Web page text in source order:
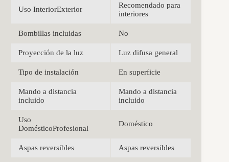
Uso InteriorExterior
Recomendado para
interiores
Bombillas incluidas No
Proyección de la luz Luz difusa general
Tipo de instalación En superficie
Mando a distancia
incluido
Mando a distancia
incluido
Uso
DomésticoProfesional
Doméstico
Aspas reversibles Aspas reversibles